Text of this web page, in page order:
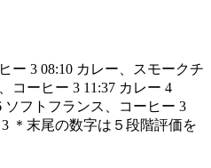
ー 3 08:10 カレー、スモークチ
コーヒー 3 11:37 カレー 4
ソフトフランス、コーヒー 3
＊末尾の数字は５段階評価を